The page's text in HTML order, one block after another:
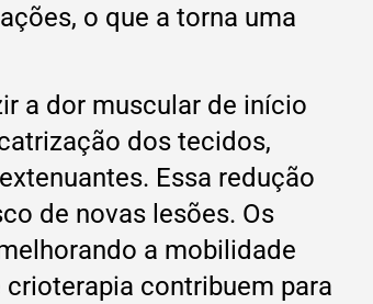
o que a torna uma
a dor muscular de início
dos tecidos,
Essa redução
de novas lesões. Os
a mobilidade
contribuem para